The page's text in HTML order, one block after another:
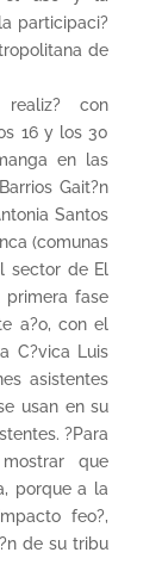
participaci?
de
con
16 y los 30
en las
Gait?n
Santos
(comunas
sector de El
primera fase
a?o, con el
C?vica Luis
asistentes
usan en su
?Para
que
porque a la
feo?,
de su tribu